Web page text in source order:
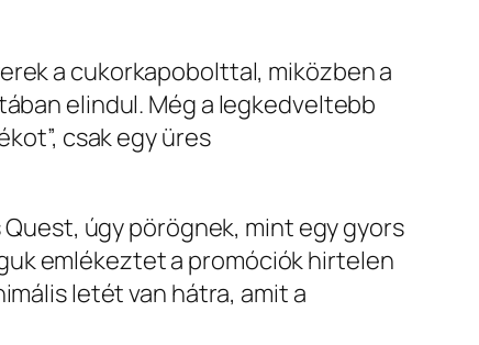
a cukorkapobolttal, miközben a
elindul. Még a legkedveltebb
csak egy üres
Quest, úgy pörögnek, mint egy gyors
emlékeztet a promóciók hirtelen
letét van hátra, amit a